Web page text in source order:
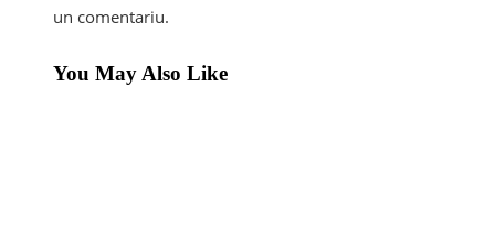
un comentariu.
You May Also Like